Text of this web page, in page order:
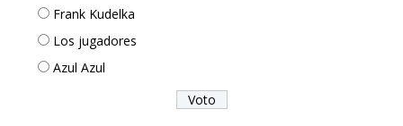
Frank Kudelka
Los jugadores
Azul Azul